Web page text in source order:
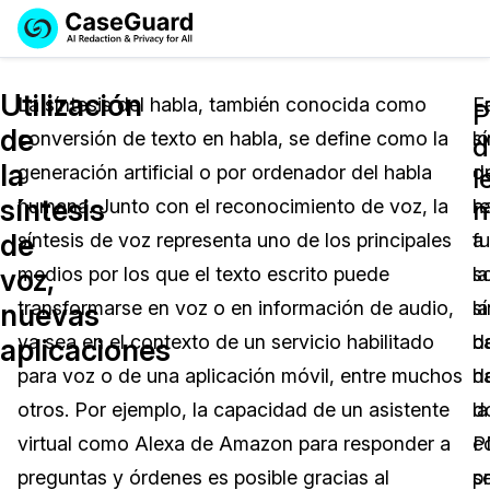
Licencia de CaseGuard Studio
Precios de Redacción a Pedido
Soluciones
Redacción de vídeos
Redacción de documentos
Redacción de audio
Redacción en Bulto
Redacción de imágenes
Transcripción y Traducción
Industrias
Cuerpos Policiales
Transportación
La Atención Médica
Educación
El Gobierno
Precios
Recursos
Preguntas Frecuentes
Artículos
Casos Practicos
Eventos
Demo
English
Español
Utilización
de
la
síntesis
de
voz,
nuevas
aplicaciones
La síntesis del habla, también conocida como
conversión de texto en habla, se define como la
generación artificial o por ordenador del habla
humana. Junto con el reconocimiento de voz, la
síntesis de voz representa uno de los principales
medios por los que el texto escrito puede
transformarse en voz o en información de audio,
ya sea en el contexto de un servicio habilitado
para voz o de una aplicación móvil, entre muchos
otros. Por ejemplo, la capacidad de un asistente
virtual como Alexa de Amazon para responder a
preguntas y órdenes es posible gracias al
la
lo
a
la
la